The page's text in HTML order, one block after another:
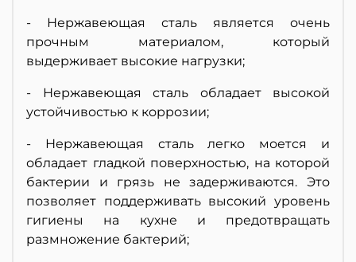
- Нержавеющая сталь является очень
прочным материалом, который
выдерживает высокие нагрузки;
- Нержавеющая сталь обладает высокой
устойчивостью к коррозии;
- Нержавеющая сталь легко моется и
обладает гладкой поверхностью, на которой
бактерии и грязь не задерживаются. Это
позволяет поддерживать высокий уровень
гигиены на кухне и предотвращать
размножение бактерий;